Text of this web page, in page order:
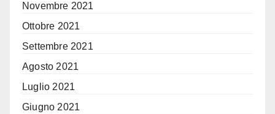
Novembre 2021
Ottobre 2021
Settembre 2021
Agosto 2021
Luglio 2021
Giugno 2021